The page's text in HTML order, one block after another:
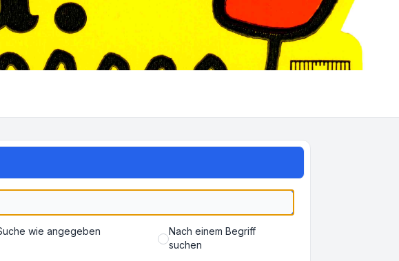
wie angegeben
Nach einem Begriff
suchen